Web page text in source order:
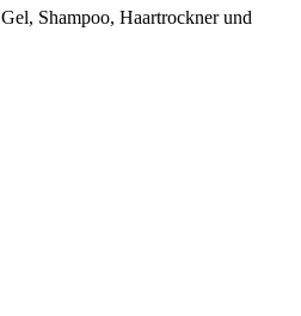
Shampoo, Haartrockner und